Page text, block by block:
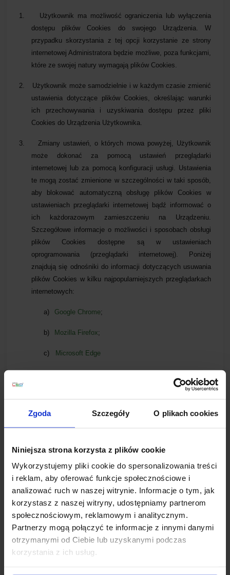
Zgoda Szczegóły O plikach cookies
Niniejsza strona korzysta z plików cookie
Wykorzystujemy pliki cookie do spersonalizowania treści
i reklam, aby oferować funkcje społecznościowe i
analizować ruch w naszej witrynie. Informacje o tym, jak
korzystasz z naszej witryny, udostępniamy partnerom
społecznościowym, reklamowym i analitycznym.
Partnerzy mogą połączyć te informacje z innymi danymi
otrzymanymi od Ciebie lub uzyskanymi podczas
korzystania z ich usług.
1.
Użytkownik ma możliwość ograniczenia lub wyłączenia
dostępu plików Cookies do swojego Urządzenia. W
przypadku skorzystania z tej opcji korzystanie ze strony
internetowej Administratora będzie możliwe, poza funkcjami,
które ze swojej natury wymagają plików Cookies.
2.
Użytkownik może samodzielnie i w każdym czasie zmienić
ustawienia dotyczące plików Cookies, określając warunki
ich przechowywania i uzyskiwania dostępu przez pliki
Cookies do Urządzenia Użytkownika.
3.
Zmiany ustawień, o których mowa powyżej, Użytkownik
może dokonać za pomocą ustawień przeglądarki
internetowej lub za pomocą konfiguracji usługi. Ustawienia
te mogą zostać zmienione w szczególności w taki sposób,
aby blokować automatyczną obsługę plików Cookies w
ustawieniach przeglądarki internetowej bądź informować o
ich każdorazowym zamieszczeniu na Urządzeniu.
Szczegółowe informacje o możliwości i sposobach obsługi
plików Cookies dostępne są w ustawieniach
oprogramowania (przeglądarki internetowej). Poniżej
znajdują się odnośniki do informacji dotyczących usuwania
plików Cookies w kilku najpopularniejszych przeglądarkach
internetowych:
a) Google Chrome;
b) Mozilla Firefox;
c) Microsoft Edge
korzystając z dostępnych funkcji w przeglądarce
internetowej, której używa.
Ograniczenie stosowania plików Cookies może wpłynąć na
IV. INFORMACJA O WYKORZYSTYWANYCH
TECHNOLOGIACH OD DOSTAWCÓW
Narzędzie
Sposób
działania
Źródło pochodzenia
G oogle Analytics
Narzędzie